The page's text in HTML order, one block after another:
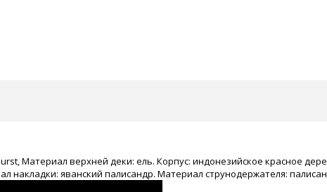
Материал верхней деки: ель. Корпус: индонезийское красное
накладки: яванский палисандр. Материал струнодержателя: